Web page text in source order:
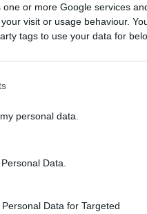
or more Google services
visit or usage behaviour.
tags to use your data for
personal data.
Data.
Data for Targeted